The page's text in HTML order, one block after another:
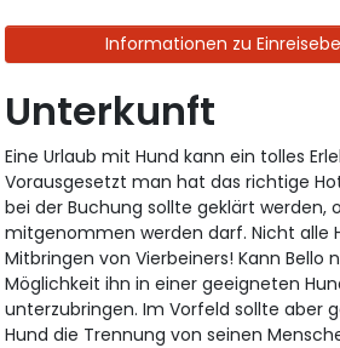
Informationen zu
Unterkunft
Eine Urlaub mit Hund kann ein tolles
Vorausgesetzt man hat das richtige
bei der Buchung sollte geklärt werden,
mitgenommen werden darf. Nicht alle
Mitbringen von Vierbeiners! Kann
Möglichkeit ihn in einer geeigneten
unterzubringen. Im Vorfeld sollte aber
Hund die Trennung von seinen